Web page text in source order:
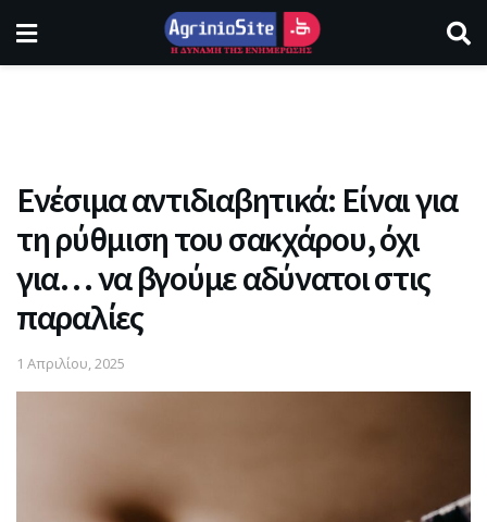
Ενέσιμα αντιδιαβητικά: Είναι για
τη ρύθμιση του σακχάρου, όχι
για… να βγούμε αδύνατοι στις
παραλίες
1 Απριλίου, 2025